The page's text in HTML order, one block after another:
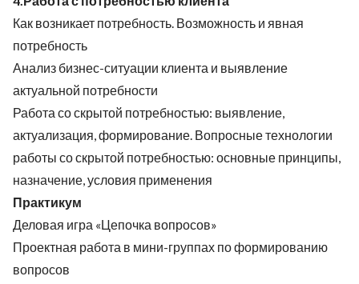
Как возникает потребность. Возможность и явная
потребность
Анализ бизнес-ситуации клиента и выявление
актуальной потребности
Работа со скрытой потребностью: выявление,
актуализация, формирование. Вопросные технологии
работы со скрытой потребностью: основные принципы,
назначение, условия применения
Практикум
Деловая игра «Цепочка вопросов»
Проектная работа в мини-группах по формированию
вопросов